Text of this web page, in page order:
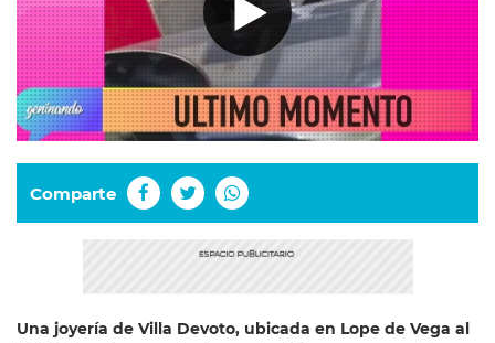
Comparte
Una joyería de Villa Devoto, ubicada en Lope de Vega al